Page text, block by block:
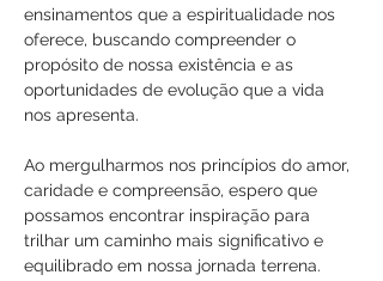
ensinamentos que a espiritualidade nos
oferece, buscando compreender o
propósito de nossa existência e as
oportunidades de evolução que a vida
nos apresenta.
Ao mergulharmos nos princípios do amor,
caridade e compreensão, espero que
possamos encontrar inspiração para
trilhar um caminho mais significativo e
equilibrado em nossa jornada terrena.